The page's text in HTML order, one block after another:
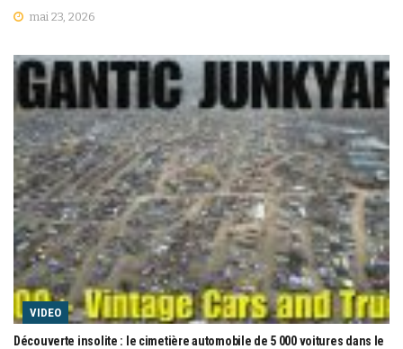
mai 23, 2026
VIDEO
Découverte insolite : le cimetière automobile de 5 000 voitures dans le